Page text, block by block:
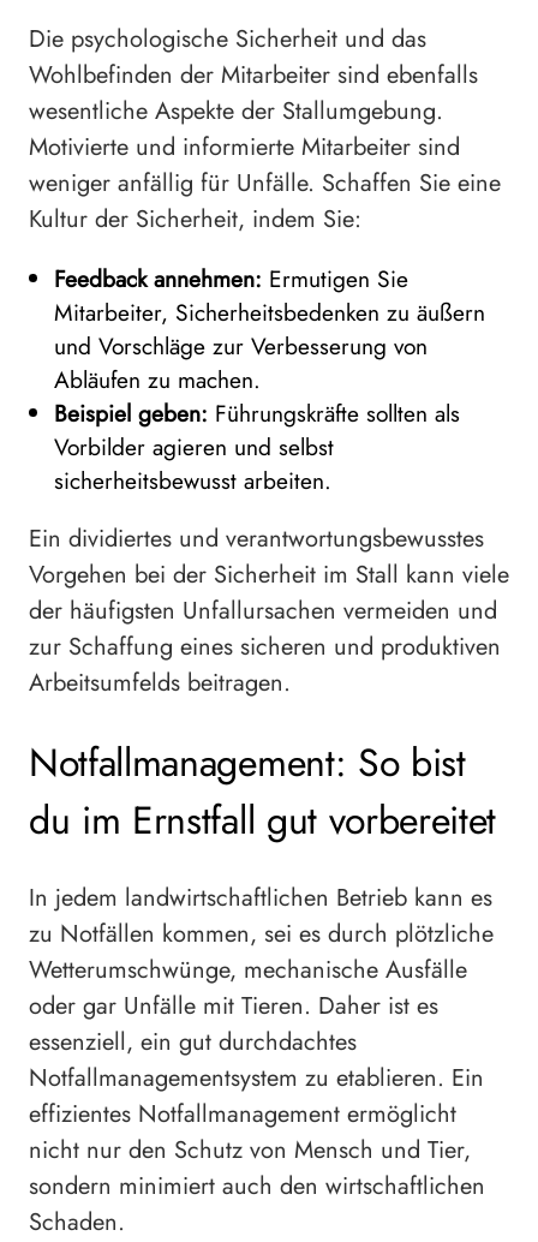
Die psychologische Sicherheit und das
Wohlbefinden der Mitarbeiter sind ebenfalls
wesentliche Aspekte der Stallumgebung.
Motivierte und informierte Mitarbeiter sind
weniger anfällig für Unfälle. Schaffen Sie eine
Kultur der Sicherheit, indem Sie:
Feedback annehmen: Ermutigen Sie
Mitarbeiter, Sicherheitsbedenken zu äußern
und Vorschläge zur Verbesserung von
Abläufen zu machen.
Beispiel geben: Führungskräfte sollten als
Vorbilder agieren und selbst
sicherheitsbewusst arbeiten.
Ein dividiertes und verantwortungsbewusstes
Vorgehen bei der Sicherheit im Stall kann viele
der häufigsten Unfallursachen vermeiden und
zur Schaffung eines sicheren und produktiven
Arbeitsumfelds beitragen.
Notfallmanagement: So bist
du im Ernstfall gut vorbereitet
In jedem landwirtschaftlichen Betrieb kann es
zu Notfällen kommen, sei es durch plötzliche
Wetterumschwünge, mechanische Ausfälle
oder gar Unfälle mit Tieren. Daher ist es
essenziell, ein gut durchdachtes
Notfallmanagementsystem zu etablieren. Ein
effizientes Notfallmanagement ermöglicht
nicht nur den Schutz von Mensch und Tier,
sondern minimiert auch den wirtschaftlichen
Schaden.